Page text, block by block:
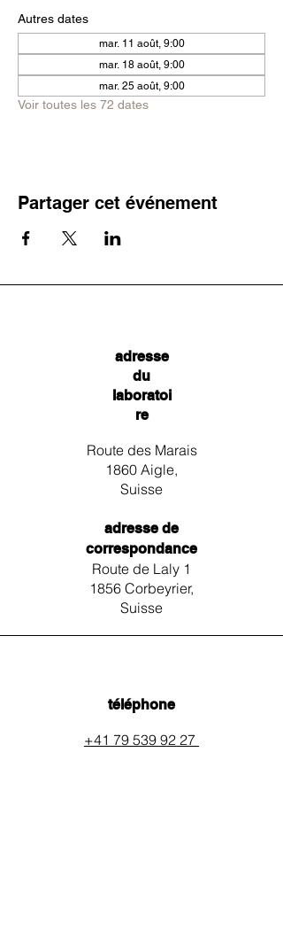
Autres dates
mar. 11 août, 9:00
mar. 18 août, 9:00
mar. 25 août, 9:00
Voir toutes les 72 dates
Partager cet événement
adresse
du
laboratoi
re
Route des Marais
1860 Aigle,
Suisse
adresse de
correspondance
Route de Laly 1
1856 Corbeyrier,
Suisse
téléphone
+41 79 539 92 27